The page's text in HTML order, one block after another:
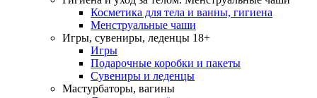
Косметика для тела и ванны, гигиена
Менструальные чаши
Игры, сувениры, леденцы 18+
Игры
Подарочные коробки и пакеты
Сувениры и леденцы
Мастурбаторы, вагины